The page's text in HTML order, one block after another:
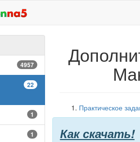
4957
22
1
1
Практическое
Как скачать!